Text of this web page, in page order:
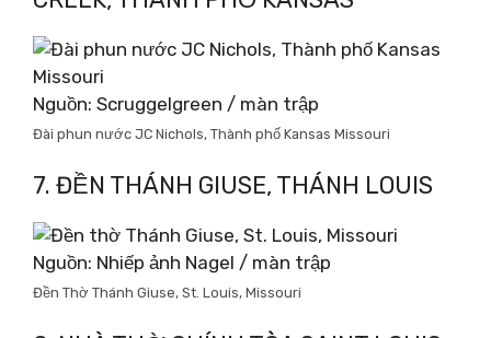
Nguồn: Scruggelgreen / màn trập
Đài phun nước JC Nichols, Thành phố Kansas Missouri
7. ĐỀN THÁNH GIUSE, THÁNH LOUIS
Nguồn: Nhiếp ảnh Nagel / màn trập
Đền Thờ Thánh Giuse, St. Louis, Missouri